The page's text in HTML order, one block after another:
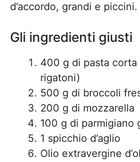
d’accordo, grandi e piccini.
Gli ingredienti giusti
400 g di pasta corta
rigatoni)
500 g di broccoli
200 g di mozzarella
100 g di parmigiano
1 spicchio d’aglio
Olio extravergine